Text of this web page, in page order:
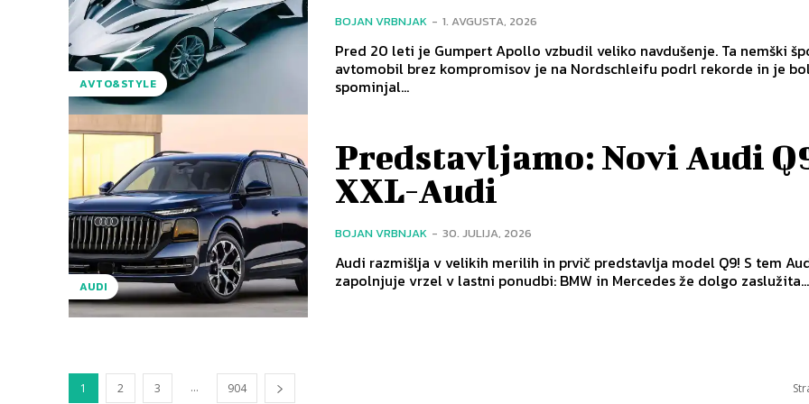
AVTO&STYLE
BOJAN VRBNJAK - 1. AVGUSTA, 2026
Pred 20 leti je Gumpert Apollo vzbudil veliko navdušenje. Ta nemški
avtomobil brez kompromisov je na Nordschleifu podrl rekorde in je
spominjal...
AUDI
Predstavljamo: Novi Audi
XXL-Audi
BOJAN VRBNJAK - 30. JULIJA, 2026
Audi razmišlja v velikih merilih in prvič predstavlja model Q9! S tem
zapolnjuje vrzel v lastni ponudbi: BMW in Mercedes že dolgo zaslužita...
1 2 3 ... 904